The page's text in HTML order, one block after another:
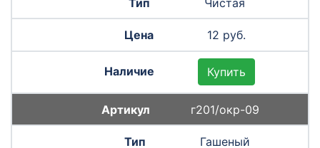
12 руб.
Купить
г201/окр-09
Гашеный